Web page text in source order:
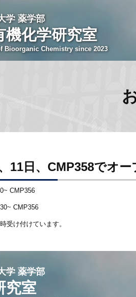
学 薬学部
機化学研究室
Bioorganic Chemistry since 2023
11日、CMP358でオー
CMP356
CMP356
受け付けています。
学 薬学部
究室